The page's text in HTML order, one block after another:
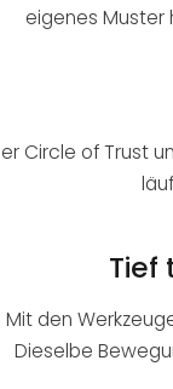
eigenes Muster
Circle of Trust
Tief
Mit den
Dieselbe